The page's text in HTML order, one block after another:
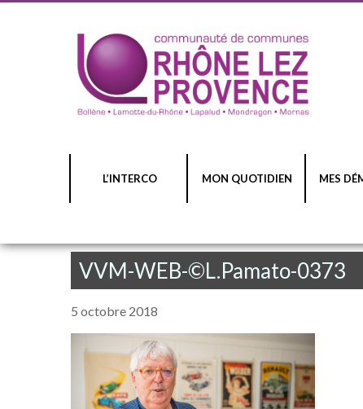
L’INTERCO MON QUOTIDIEN MES
VVM-WEB-©L.Pamato-0373
5 octobre 2018